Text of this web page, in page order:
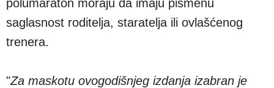
polumaraton moraju da imaju pismenu
saglasnost roditelja, staratelja ili ovlašćenog
trenera.
"Za maskotu ovogodišnjeg izdanja izabran je